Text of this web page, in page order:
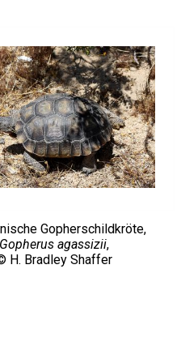
Gopherschildkröte,
Gopherus agassizii,
H. Bradley Shaffer